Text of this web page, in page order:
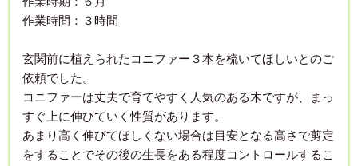
作業時間：３時間
玄関前に植えられたコニファー３本を梳いてほしいとのご
依頼でした。
コニファーは丈夫で育てやすく人気のある木ですが、まっ
すぐ上に伸びていく性質があります。
あまり高く伸びてほしくない場合は目安となる高さで剪定
をすることでその後の生長をある程度コントロールするこ